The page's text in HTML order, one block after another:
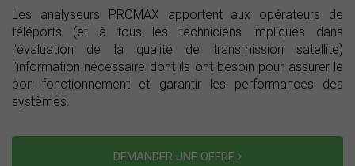
Les analyseurs PROMAX apportent aux opérateurs de
téléports (et à tous les techniciens impliqués dans
l'évaluation de la qualité de transmission satellite)
l'information nécessaire dont ils ont besoin pour assurer le
bon fonctionnement et garantir les performances des
systèmes.
DEMANDER UNE OFFRE